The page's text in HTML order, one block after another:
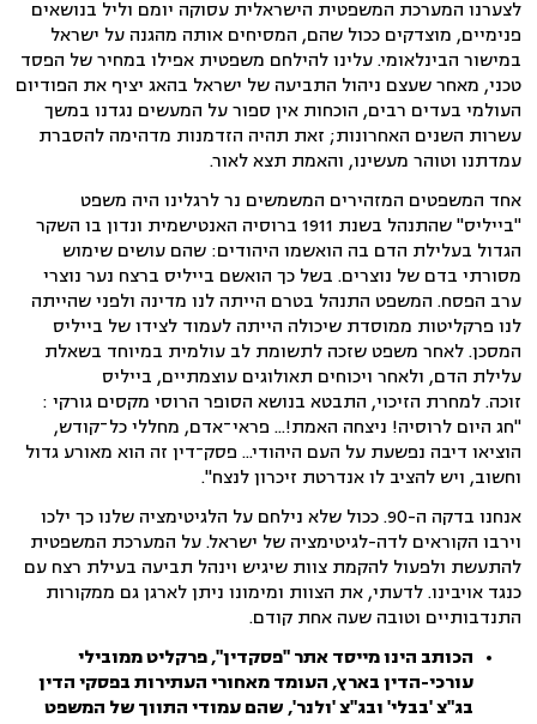
לצערנו המערכת המשפטית הישראלית עסוקה יומם וליל בנושאים
פנימיים, מוצדקים ככול שהם, המסיחים אותה מהגנה על ישראל
במישור הבינלאומי. עלינו להילחם משפטית אפילו במחיר של הפסד
טכני, מאחר שעצם ניהול התביעה של ישראל בהאג יציף את הפודיום
העולמי בעדים רבים, הוכחות אין ספור על המעשים נגדנו במשך
עשרות השנים האחרונות; זאת תהיה הזדמנות מדהימה להסברת
עמדתנו וטוהר מעשינו, והאמת תצא לאור.
אחד המשפטים המזהירים המשמשים נר לרגלינו היה משפט
"בייליס" שהתנהל בשנת 1911 ברוסיה האנטישמית ונדון בו השקר
הגדול בעלילת הדם בה הואשמו היהודים: שהם עושים שימוש
מסורתי בדם של נוצרים. בשל כך הואשם בייליס ברצח נער נוצרי
ערב הפסח. המשפט התנהל בטרם הייתה לנו מדינה ולפני שהייתה
לנו פרקליטות ממוסדת שיכולה הייתה לעמוד לצידו של בייליס
המסכן. לאחר משפט שזכה לתשומת לב עולמית במיוחד בשאלת
עלילת הדם, ולאחר ויכוחים תאולוגים עוצמתיים, בייליס
זוכה.למחרת הזיכוי, התבטא בנושא הסופר הרוסי מקסים גורקי :
"חג היום לרוסיה! ניצחה האמת!... פראי־אדם, מחללי כל־קודש,
הוציאו דיבה נפשעת על העם היהודי... פסק־דין זה הוא מאורע גדול
וחשוב, ויש להציב לו אנדרטת זיכרון לנצח".
אנחנו בדקה ה-90. ככול שלא נילחם על הלגיטימציה שלנו כך ילכו
וירבו הקוראים לדה-לגיטימציה של ישראל. על המערכת המשפטית
להתעשת ולפעול להקמת צוות שיגיש וינהל תביעה בעילת רצח עם
כנגד אויבינו. לדעתי, את הצוות ומימונו ניתן לארגן גם ממקורות
התנדבותיים וטובה שעה אחת קודם.
הכותב הינו מייסד אתר "פסקדין", פרקליט ממובילי
עורכי-הדין בארץ, העומד מאחורי העתירות בפסקי הדין
בג"צ 'בבלי' ובג"צ 'ולנר',שהם עמודי התווך של המשפט